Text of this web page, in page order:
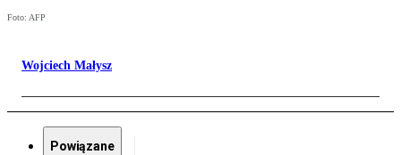
Foto: AFP
Wojciech Małysz
Powiązane